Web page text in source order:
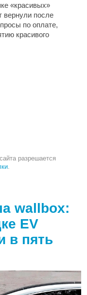
«красивых»
вернули после
по оплате,
красивого
разрешается
wallbox:
EV
в пять